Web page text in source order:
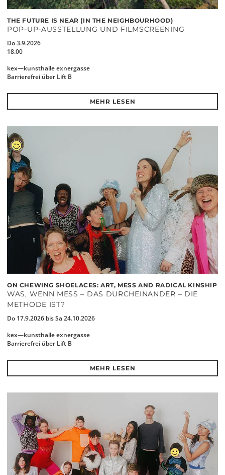
THE FUTURE IS NEAR (IN THE NEIGHBOURHOOD)
POP-UP-AUSSTELLUNG UND FILMSCREENING
Do 3.9.2026
18.00
kex—kunsthalle exnergasse
Barrierefrei über Lift B
MEHR LESEN
ON CHEWING SHOELACES: ART, MESS AND RADICAL KINSHIP
WAS, WENN MESS – DAS DURCHEINANDER – DIE
METHODE IST?
Do 17.9.2026 bis Sa 24.10.2026
kex—kunsthalle exnergasse
Barrierefrei über Lift B
MEHR LESEN